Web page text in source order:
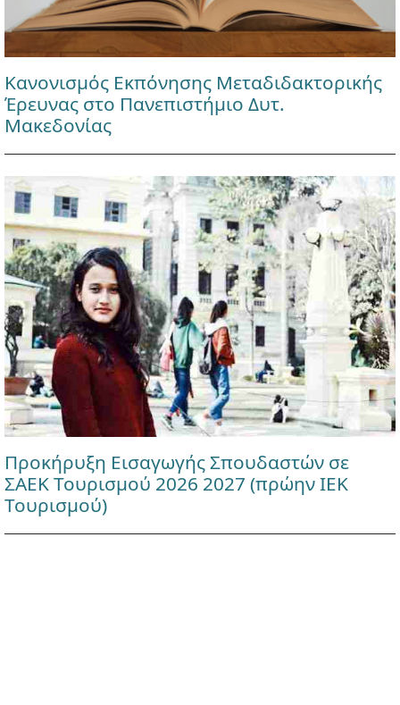
Κανονισμός Εκπόνησης Μεταδιδακτορικής
Έρευνας στο Πανεπιστήμιο Δυτ.
Μακεδονίας
Προκήρυξη Εισαγωγής Σπουδαστών σε
ΣΑΕΚ Τουρισμού 2026 2027 (πρώην ΙΕΚ
Τουρισμού)